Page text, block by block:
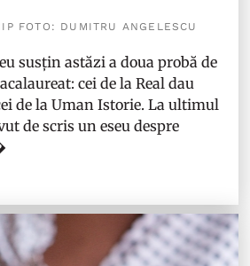
FOTO: DUMITRU ANGELESCU
susțin astăzi a doua probă de
cei de la Real dau
de la Uman Istorie. La ultimul
de scris un eseu despre